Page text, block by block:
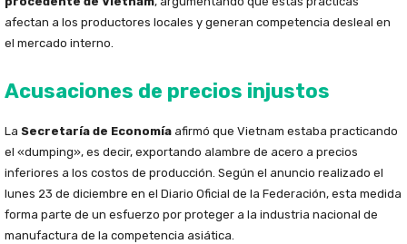
afectan a los productores locales y generan competencia desleal en
el mercado interno.
Acusaciones de precios injustos
La Secretaría de Economía afirmó que Vietnam estaba practicando
el «dumping», es decir, exportando alambre de acero a precios
inferiores a los costos de producción. Según el anuncio realizado el
lunes 23 de diciembre en el Diario Oficial de la Federación, esta medida
forma parte de un esfuerzo por proteger a la industria nacional de
manufactura de la competencia asiática.